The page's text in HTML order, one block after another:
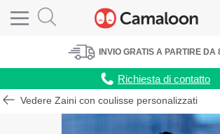
INVIO GRATIS A PARTIRE DA
Richiesta di contatto
Vedere Zaini con coulisse personalizzati